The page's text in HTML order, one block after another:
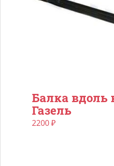
Балка вдоль
Газель
2200₽